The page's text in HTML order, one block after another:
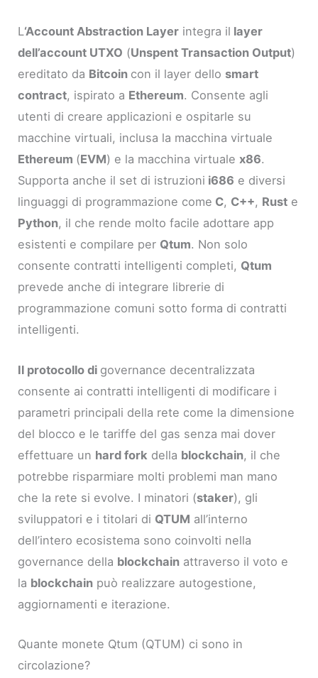
L‘Account Abstraction Layer integra il layer
dell’account UTXO (Unspent Transaction Output)
ereditato da Bitcoin con il layer dello smart
contract, ispirato a Ethereum. Consente agli
utenti di creare applicazioni e ospitarle su
macchine virtuali, inclusa la macchina virtuale
Ethereum (EVM) e la macchina virtualex86.
Supporta anche il set di istruzioni i686 e diversi
linguaggi di programmazione come C, C++, Rust e
Python, il che rende molto facile adottare app
esistenti e compilare per Qtum. Non solo
consente contratti intelligenti completi, Qtum
prevede anche di integrare librerie di
programmazione comuni sotto forma di contratti
intelligenti.
Il protocollo di governance decentralizzata
consente ai contratti intelligenti di modificare i
parametri principali della rete come la dimensione
del blocco e le tariffe del gas senza mai dover
effettuare un hard fork della blockchain, il che
potrebbe risparmiare molti problemi man mano
che la rete si evolve. I minatori (staker), gli
sviluppatori e i titolari di QTUM all’interno
dell’intero ecosistema sono coinvolti nella
governance della blockchain attraverso il voto e
la blockchain può realizzare autogestione,
aggiornamenti e iterazione.
Quante monete Qtum (QTUM) ci sono in
circolazione?